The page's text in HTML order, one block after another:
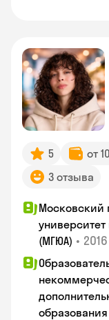
5 от
3 отзыва
Московский
(МГЮА) • 2016
образования